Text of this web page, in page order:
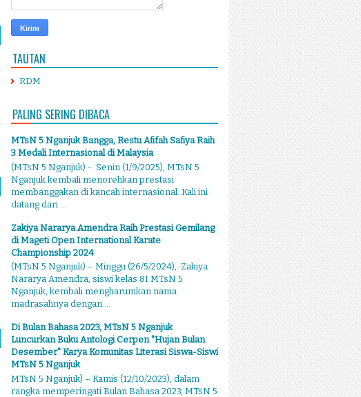
TAUTAN
RDM
PALING SERING DIBACA
MTsN 5 Nganjuk Bangga, Restu Afifah Safiya Raih
3 Medali Internasional di Malaysia
(MTsN 5 Nganjuk) - Senin (1/9/2025), MTsN 5
Nganjuk kembali menorehkan prestasi
membanggakan di kancah internasional. Kali ini
datang dari ...
Zakiya Nararya Amendra Raih Prestasi Gemilang
di Mageti Open International Karate
Championship 2024
(MTsN 5 Nganjuk) – Minggu (26/5/2024), Zakiya
Nararya Amendra, siswi kelas 8I MTsN 5
Nganjuk, kembali mengharumkan nama
madrasahnya dengan ...
Di Bulan Bahasa 2023, MTsN 5 Nganjuk
Luncurkan Buku Antologi Cerpen "Hujan Bulan
Desember" Karya Komunitas Literasi Siswa-Siswi
MTsN 5 Nganjuk
MTsN 5 Nganjuk) – Kamis (12/10/2023), dalam
rangka memperingati Bulan Bahasa 2023, MTsN 5